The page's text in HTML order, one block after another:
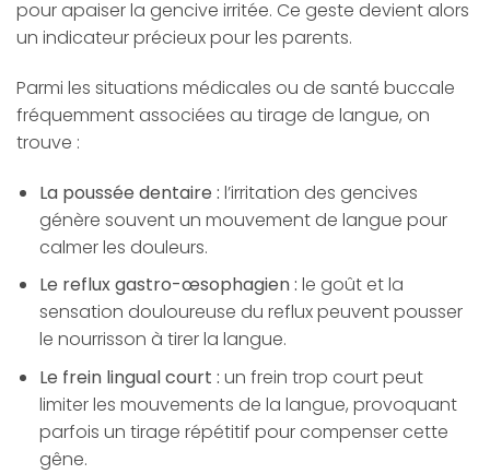
pour apaiser la gencive irritée. Ce geste devient alors
un indicateur précieux pour les parents.
Parmi les situations médicales ou de santé buccale
fréquemment associées au tirage de langue, on
trouve :
La poussée dentaire : l’irritation des gencives
génère souvent un mouvement de langue pour
calmer les douleurs.
Le reflux gastro-œsophagien : le goût et la
sensation douloureuse du reflux peuvent pousser
le nourrisson à tirer la langue.
Le frein lingual court : un frein trop court peut
limiter les mouvements de la langue, provoquant
parfois un tirage répétitif pour compenser cette
gêne.